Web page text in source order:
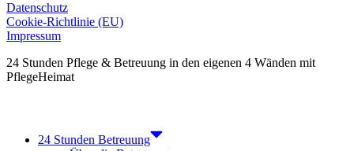
Datenschutz
Cookie-Richtlinie (EU)
Impressum
24 Stunden Pflege & Betreuung in den eigenen 4 Wänden mit
PflegeHeimat
24 Stunden Betreuung